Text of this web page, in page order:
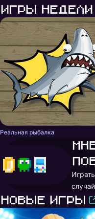
Игры недели
Реальная рыбалка
Новые игры